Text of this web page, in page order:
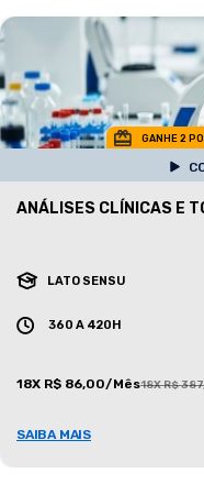
GANHE 2
ANÁLISES CLÍNICAS E
LATO SENSU
360 A 420H
18X R$ 86,00/Mês18X R$
SAIBA MAIS